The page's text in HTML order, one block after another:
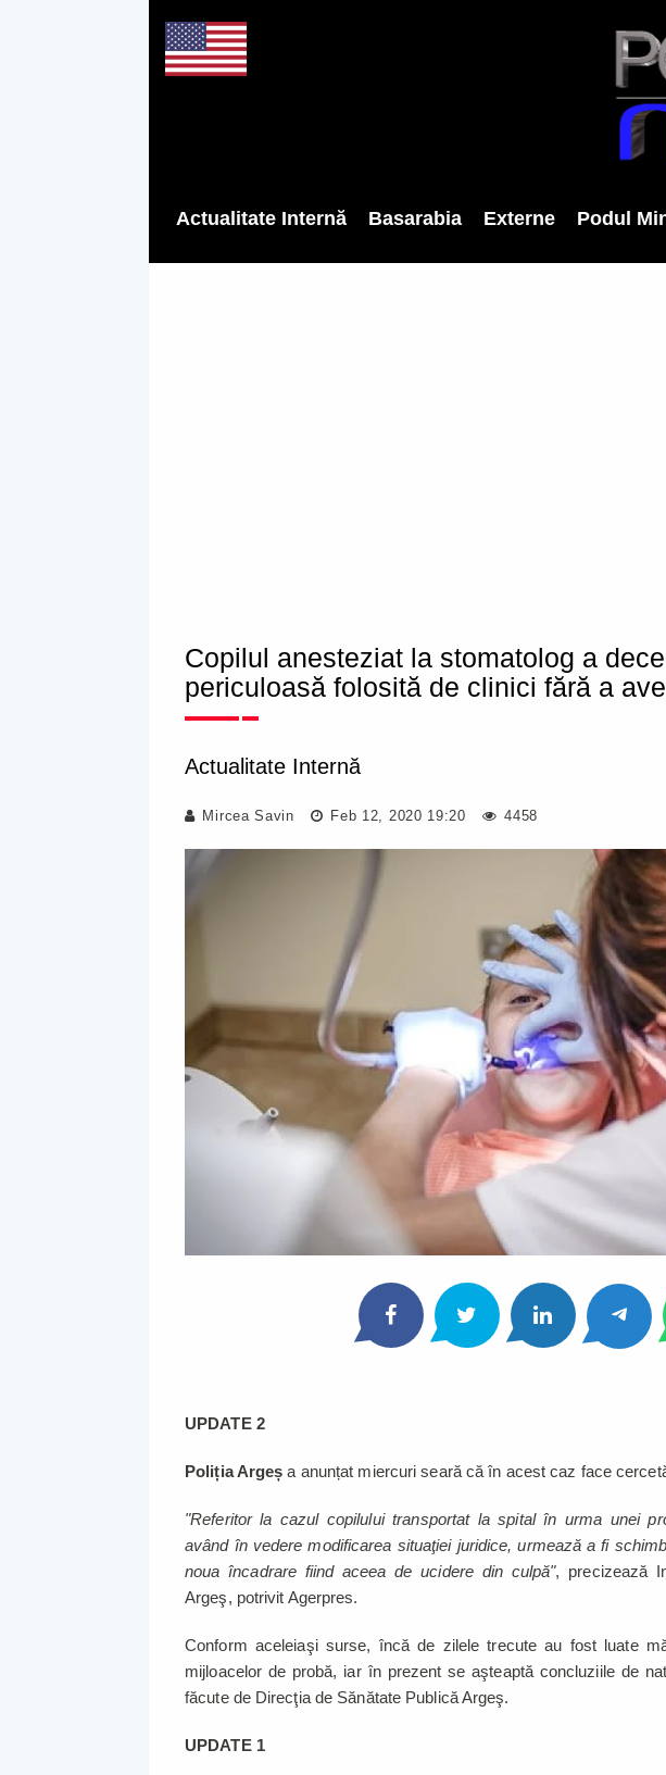
Actualitate Internă Basarabia Externe Podul
Copilul anesteziat la stomatolog a
periculoasă folosită de clinici fără a
Actualitate Internă
Mircea Savin Feb 12, 2020 19:20 4458
UPDATE 2
Poliția Argeș a anunțat miercuri seară că în acest caz face
"Referitor la cazul copilului transportat la spital în urma unei
având în vedere modificarea situaţiei juridice, urmează a fi
noua încadrare fiind aceea de ucidere din culpă", precizează
Argeş, potrivit Agerpres.
Conform aceleiaşi surse, încă de zilele trecute au fost luate
mijloacelor de probă, iar în prezent se aşteaptă concluziile de
făcute de Direcţia de Sănătate Publică Argeş.
UPDATE 1